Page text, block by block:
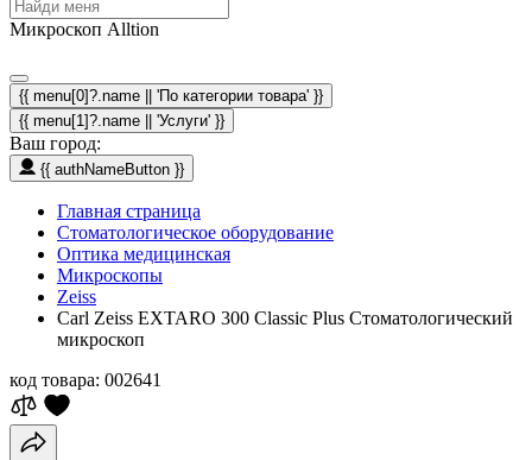
Микроскоп Alltion
{{ menu[0]?.name || 'По категории товара' }}
{{ menu[1]?.name || 'Услуги' }}
Ваш город:
{{ authNameButton }}
Главная страница
Стоматологическое оборудование
Оптика медицинская
Микроскопы
Zeiss
Carl Zeiss EXTARO 300 Classic Plus Стоматологический
микроскоп
код товара: 002641